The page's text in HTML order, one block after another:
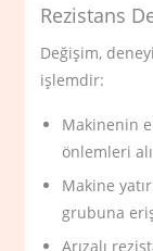
Rezistans
Değişim,
işlemdir:
Makinenin
önlemleri
Makine
grubuna
Arızalı